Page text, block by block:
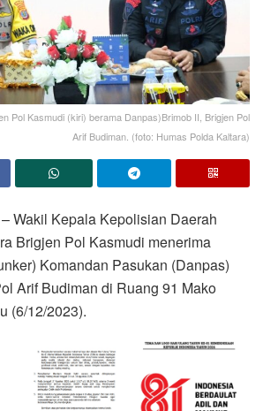
Pol Kasmudi (kiri) berama Danpas)Brimob II, Brigjen Pol
Arif Budiman. (foto: Humas Polda Kaltara)
Wakil Kepala Kepolisian Daerah
Brigjen Pol Kasmudi menerima
Komandan Pasukan (Danpas)
Arif Budiman di Ruang 91 Mako
(6/12/2023).